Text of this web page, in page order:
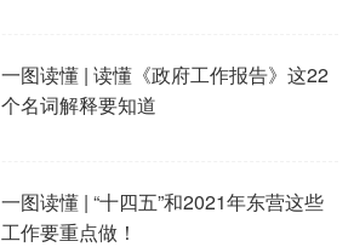
一图读懂 | 读懂《政府工作报告》这22
个名词解释要知道
一图读懂 | “十四五”和2021年东营这些
工作要重点做！